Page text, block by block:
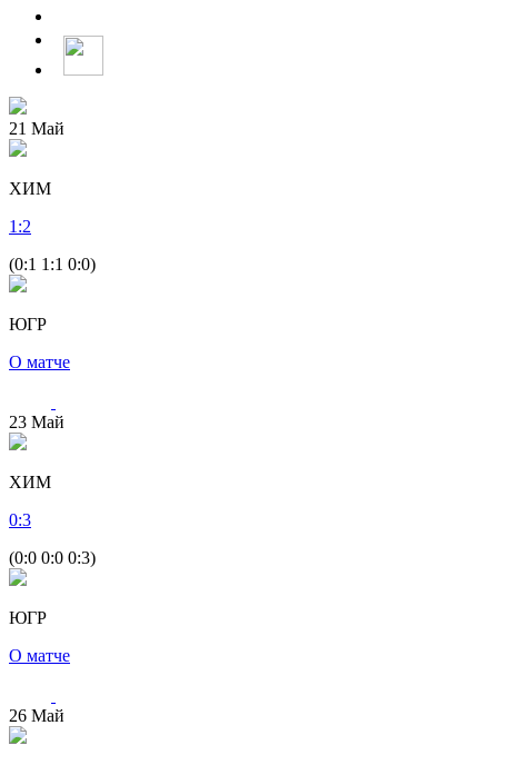
21 Май
ХИМ
1 :2
(0:1 1:1 0:0)
ЮГР
О матче
23 Май
ХИМ
0:3
(0:0 0:0 0:3)
ЮГР
О матче
26 Май